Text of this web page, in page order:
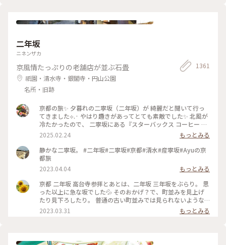
♡ #京都#おすすめ#スイーツ#アイス#秋の味覚ゴーラー隊#き
二年坂
ニネンザカ
京風情たっぷりの老舗店が並ぶ石畳
祇園・清水寺・銀閣寺・円山公園
名所・旧跡
1361
京都の旅✨ 夕暮れの二寧坂（二年坂）が 綺麗だと聞いて行っ
てきました︎︎⟡.· やはり趣きがあってとても素敵でした✨ 北風が
冷たかったので、 二寧坂にある『スターバックス コーヒー 京
都二寧坂ヤサカ茶屋店』さんへ行き コーヒーであたたまりま
した☕️✨ 抹茶バターサンドも美味しかった♡ こちらのスタバ
は、 築100年を超える伝統的な日本家屋の店舗で、 畳の間で
コーヒー体験が楽しめます。 私の隣にいた観光客さんが、 畳
の間はどこかと聞いてこられたので こちらですよとお伝えし
ました😊 観光客さんは「ここに来るのが 夢だったんです✨」
と話していました。 その気持ちがよくわかります。 とても素
敵なスタバでした⟡.·*. のんびりと散策が楽しい 夕暮れのニ寧
坂でした(˶ˊᵕˋ˵)✨ #二寧坂 #二年坂 #京都 #京都旅 #スターバ
ックスコーヒー京都二寧坂ヤサカ茶屋店 #スタバ #ぽかぽか #
夕暮れの二寧坂
2025.02.24
もっとみる
静かな二寧坂。 #二年坂#二寧坂#京都#清水#産寧坂#Ayuの京
都旅
2023.04.04
もっとみる
京都 二年坂 高台寺参拝とあとは、二年坂 三年坂をぶらり。 思
った以上に急な坂でした💦 そのおかげ？で、町並みを見上げ
たり見下ろしたり。 普通の古い町並みでは見られないような
風景でした。 そして、見たかった町並み越しの五重塔✨ ちょ
うどお庭からしだれ桜の枝が出ていて、フォトスポットになっ
お花見 #桜
2023.03.31 もっとみる